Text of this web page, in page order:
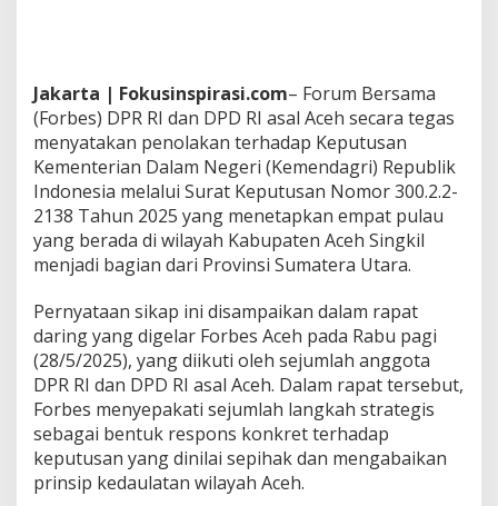
k
P
r
e
s
i
d
e
n
P
a
b
o
w
o
B
a
t
a
l
Jakarta | Fokusinspirasi.com– Forum Bersama
(Forbes) DPR RI dan DPD RI asal Aceh secara tegas
menyatakan penolakan terhadap Keputusan
Kementerian Dalam Negeri (Kemendagri) Republik
Indonesia melalui Surat Keputusan Nomor 300.2.2-
2138 Tahun 2025 yang menetapkan empat pulau
yang berada di wilayah Kabupaten Aceh Singkil
menjadi bagian dari Provinsi Sumatera Utara.
Pernyataan sikap ini disampaikan dalam rapat
daring yang digelar Forbes Aceh pada Rabu pagi
(28/5/2025), yang diikuti oleh sejumlah anggota
DPR RI dan DPD RI asal Aceh. Dalam rapat tersebut,
Forbes menyepakati sejumlah langkah strategis
sebagai bentuk respons konkret terhadap
keputusan yang dinilai sepihak dan mengabaikan
prinsip kedaulatan wilayah Aceh.